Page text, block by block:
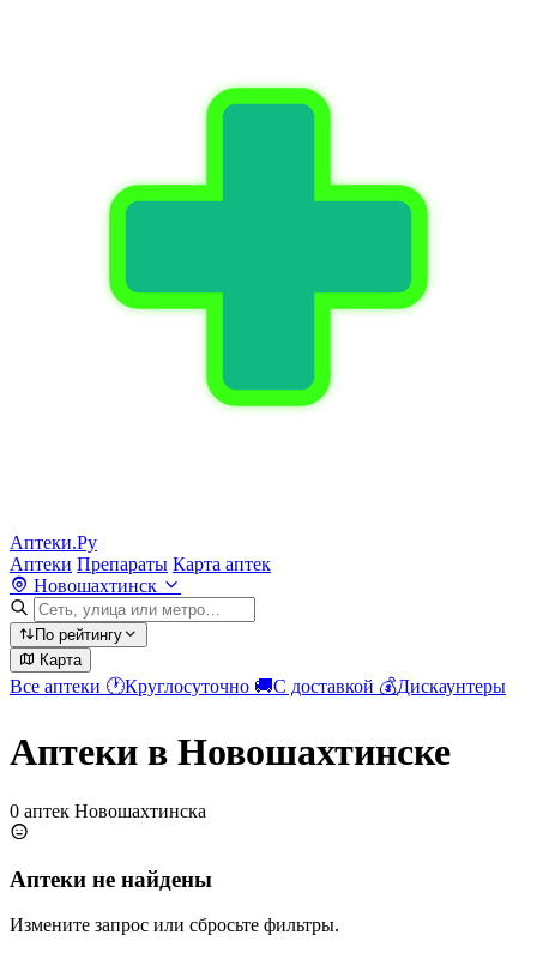
Аптеки.Ру
Аптеки Препараты Карта аптек
Новошахтинск
По рейтингу
Карта
Все аптеки 🕐Круглосуточно 🚚С доставкой 💰Дискаунтеры
Аптеки в Новошахтинске
0 аптек Новошахтинска
Аптеки не найдены
Измените запрос или сбросьте фильтры.